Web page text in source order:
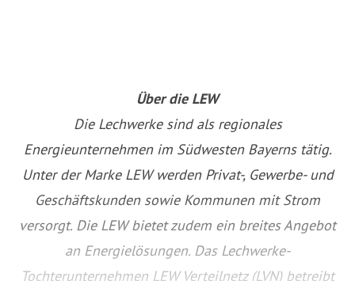
Über die LEW
Die Lechwerke sind als regionales
Energieunternehmen im Südwesten Bayerns tätig.
Unter der Marke LEW werden Privat-, Gewerbe- und
Geschäftskunden sowie Kommunen mit Strom
versorgt. Die LEW bietet zudem ein breites Angebot
an Energielösungen. Das Lechwerke-
Tochterunternehmen LEW Verteilnetz (LVN) betreibt